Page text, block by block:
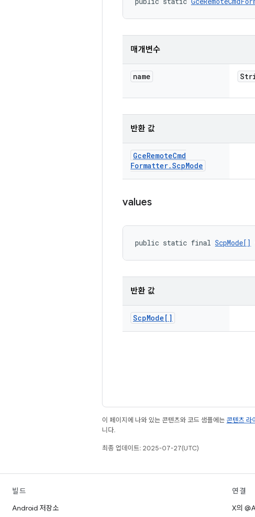
매개변수
name
반환 값
GceRemoteCmd
Formatter.ScpMode
values
public static final ScpMode[]
반환 값
ScpMode[]
이 페이지에 나와 있는 콘텐츠와 코드 샘플에는 콘텐츠 라
니다.
최종 업데이트: 2025-07-27(UTC)
빌드
Android 저장소
연결
X의